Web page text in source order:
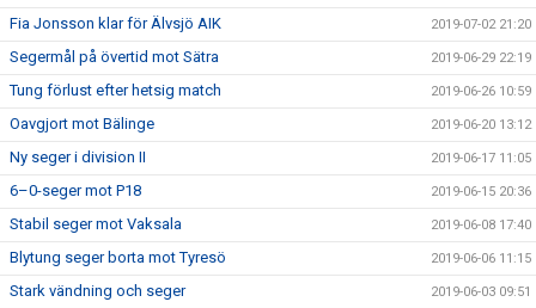
Fia Jonsson klar för Älvsjö AIK 2019-07-02 21:20
Segermål på övertid mot Sätra 2019-06-29 22:19
Tung förlust efter hetsig match 2019-06-26 10:59
Oavgjort mot Bälinge 2019-06-20 13:12
Ny seger i division II 2019-06-17 11:05
6–0-seger mot P18 2019-06-15 20:36
Stabil seger mot Vaksala 2019-06-08 17:40
Blytung seger borta mot Tyresö 2019-06-06 11:15
Stark vändning och seger 2019-06-03 09:51